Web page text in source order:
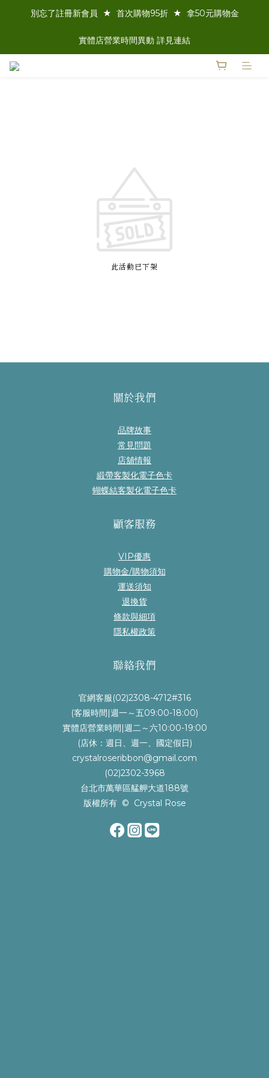
別忘了註冊新會員  ★  首次購物95折  ★  拿50元購物金
實體店營業時間異動 詳見連結
此活動已下架
關於我們
品牌故事
常見問題
店舖情報
緞帶客製化電子色卡
蝴蝶結客製化電子色卡
顧客服務
VIP優惠
購物金/購物須知
運送須知
退換貨
條款與細項
隱私權政策
聯絡我們
官網客服(02)2308-4712#316
(客服時間|週一～五09:00-18:00)
實體店營業時間|週二～六10:00-19:00
(店休：週日、週一、國定假日)
crystalroseribbon@gmail.com
(02)2302-3968
台北市萬華區艋舺大道188號
版權所有 © Crystal Rose